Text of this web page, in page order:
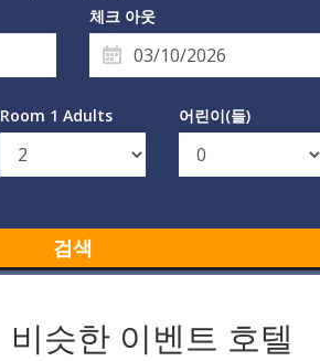
체크 아웃
Room 1 Adults 어린이(들)
검색
비슷한 이벤트 호텔